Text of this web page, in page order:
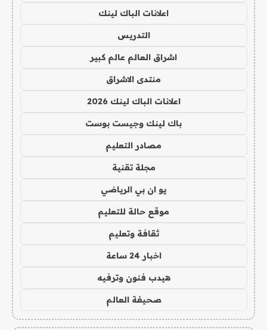
اعلانات الباك لينك
التدريس
اشراق العالم عالم كبير
منتدى الاشراق
اعلانات الباك لينك 2026
باك لينك وجيست بوست
مصادر التعليم
مجلة تقنية
يو ان بي الرياضي
موقع حالة للتعليم
ثقافة وتعليم
اخبار 24 ساعة
هيدب فنون وترفيه
صحيفة العالم